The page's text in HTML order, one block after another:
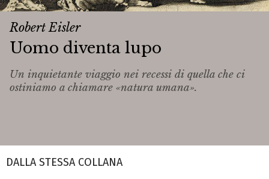
Robert Eisler
Uomo diventa lupo
Un inquietante viaggio nei recessi di quella che ci
ostiniamo a chiamare «natura umana».
DALLA STESSA COLLANA